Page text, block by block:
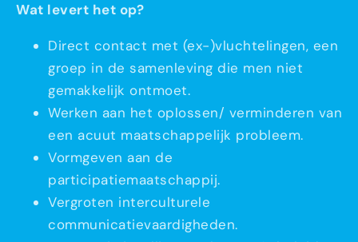
Wat levert het op?
Direct contact met (ex-)vluchtelingen, een
groep in de samenleving die men niet
gemakkelijk ontmoet.
Werken aan het oplossen/ verminderen van
een acuut maatschappelijk probleem.
Vormgeven aan de
participatiemaatschappij.
Vergroten interculturele
communicatievaardigheden.